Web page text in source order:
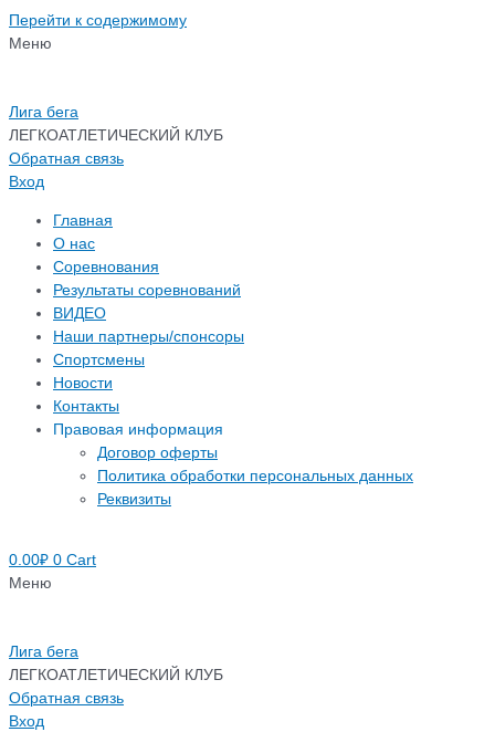
Перейти к содержимому
Меню
Лига бега
ЛЕГКОАТЛЕТИЧЕСКИЙ КЛУБ
Обратная связь
Вход
Главная
О нас
Соревнования
Результаты соревнований
ВИДЕО
Наши партнеры/спонсоры
Спортсмены
Новости
Контакты
Правовая информация
Договор оферты
Политика обработки персональных данных
Реквизиты
0.00₽ 0 Cart
Меню
Лига бега
ЛЕГКОАТЛЕТИЧЕСКИЙ КЛУБ
Обратная связь
Вход